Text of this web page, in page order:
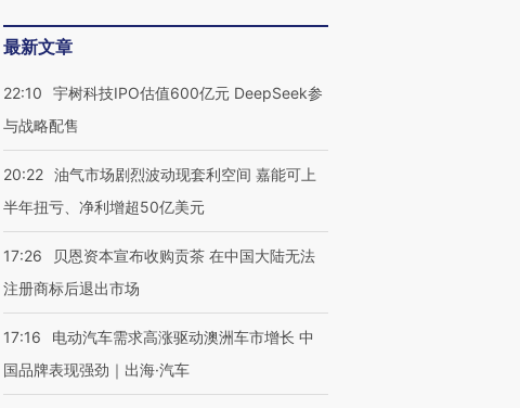
最新文章
22:10
宇树科技IPO估值600亿元 DeepSeek参
与战略配售
20:22 油气市场剧烈波动现套利空间 嘉能可上
半年扭亏、净利增超50亿美元
17:26
贝恩资本宣布收购贡茶 在中国大陆无法
注册商标后退出市场
17:16
电动汽车需求高涨驱动澳洲车市增长 中
国品牌表现强劲｜出海·汽车